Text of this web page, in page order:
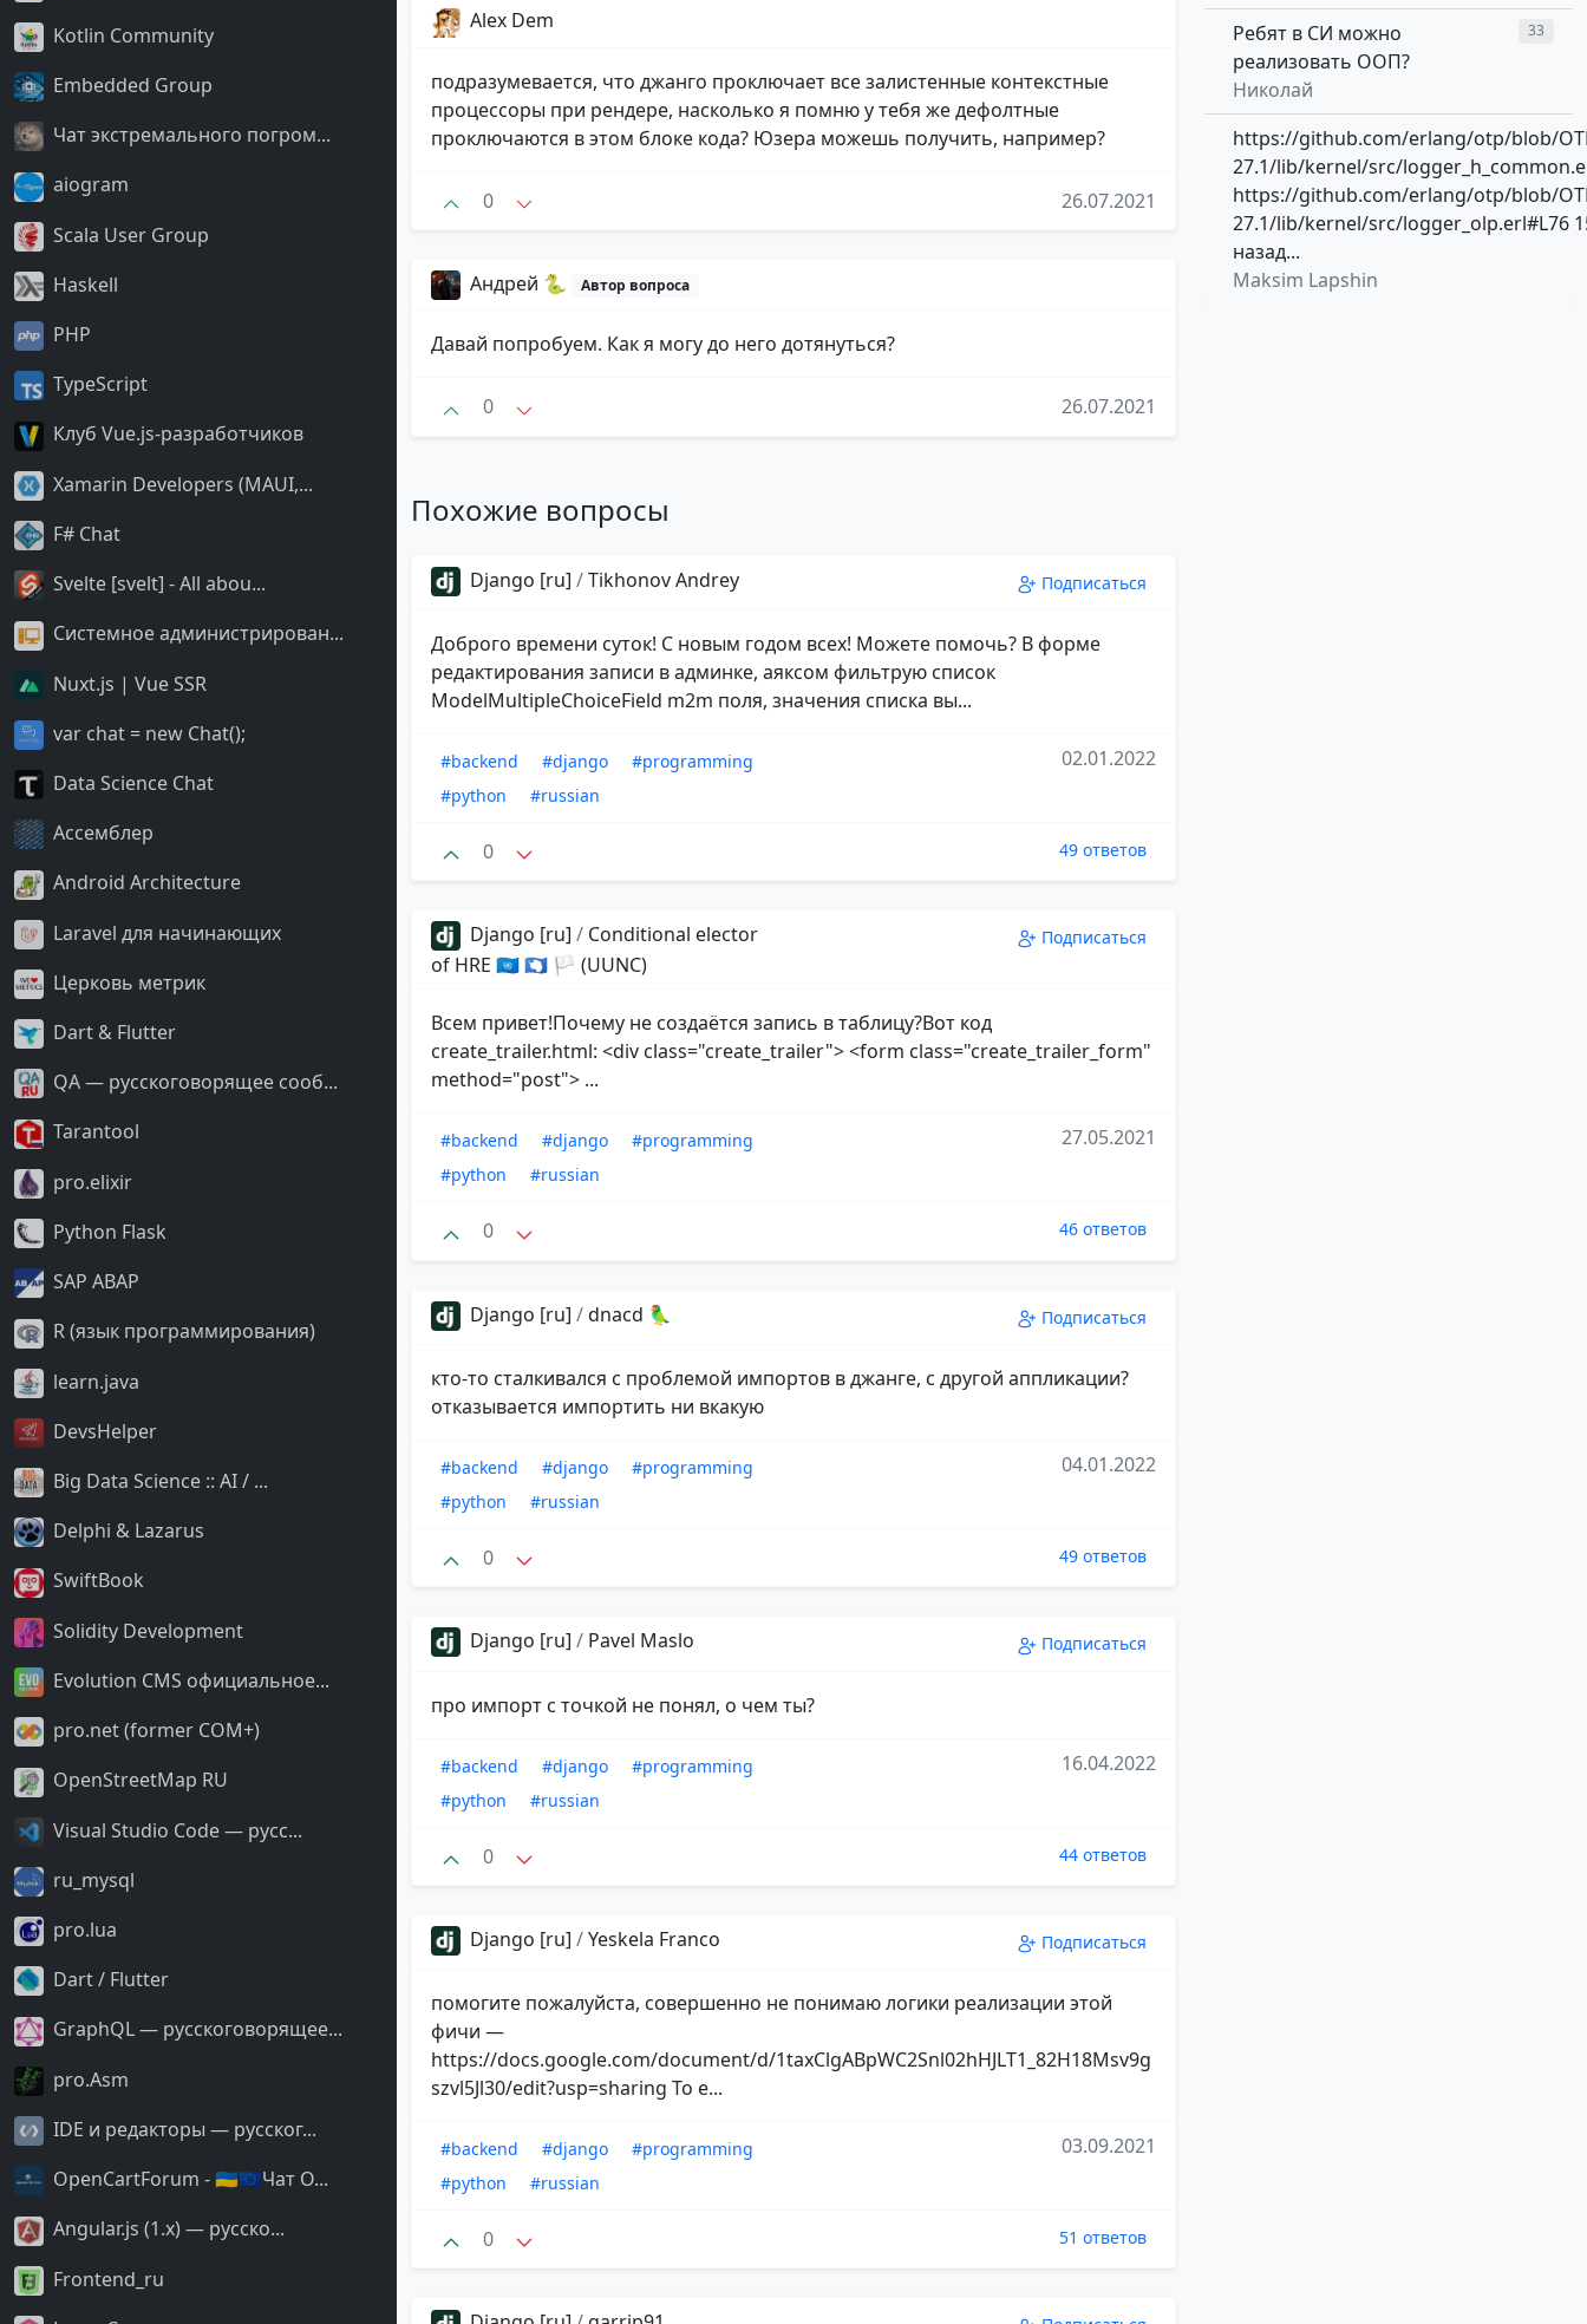
Kotlin Community
Embedded Group
Чат экстремального погром...
aiogram
Scala User Group
Haskell
PHP
TypeScript
Клуб Vue.js-разработчиков
Xamarin Developers (MAUI,...
F# Chat
Svelte [svelt] - All abou...
Системное администрирован...
Nuxt.js | Vue SSR
var chat = new Chat();
Data Science Chat
Ассемблер
Android Architecture
Laravel для начинающих
Церковь метрик
Dart & Flutter
QA — русскоговорящее сооб...
Tarantool
pro.elixir
Python Flask
SAP ABAP
R (язык программирования)
learn.java
DevsHelper
Big Data Science :: AI / ...
Delphi & Lazarus
SwiftBook
Solidity Development
Evolution CMS официальное...
pro.net (former COM+)
OpenStreetMap RU
Visual Studio Code — русс...
ru_mysql
pro.lua
Dart / Flutter
GraphQL — русскоговорящее...
pro.Asm
IDE и редакторы — русског...
OpenCartForum - 🇺🇦🇪🇺Чат O...
Angular.js (1.x) — русско...
Frontend_ru
Alex Dem
подразумевается, что джанго проключает все залистенные контекстные
процессоры при рендере, насколько я помню у тебя же дефолтные
проключаются в этом блоке кода? Юзера можешь получить, например?
0 26.07.2021
Андрей 🐍 Автор вопроса
Давай попробуем. Как я могу до него дотянуться?
0 26.07.2021
Похожие вопросы
Django [ru] /Tikhonov Andrey Подписаться
Доброго времени суток! С новым годом всех! Можете помочь? В форме
редактирования записи в админке, аяксом фильтрую список
ModelMultipleChoiceField m2m поля, значения списка вы...
#backend #django
#programming
#python
#russian
02.01.2022
0 49 ответов
Django [ru] / Conditional elector
of HRE 🇺🇳 🇦🇶 🏳 (UUNC)
Подписаться
Всем привет!Почему не создаётся запись в таблицу?Вот код
create_trailer.html: <div class="create_trailer"> <form class="create_trailer_form"
method="post"> ...
#backend #django
#programming
#python
#russian
27.05.2021
0 46 ответов
Django [ru] /dnacd 🦜 Подписаться
кто-то сталкивался с проблемой импортов в джанге, с другой аппликации?
отказывается импортить ни вкакую
#backend #django
#programming
#python
#russian
04.01.2022
0 49 ответов
Django [ru] / Pavel Maslo Подписаться
про импорт с точкой не понял, о чем ты?
#backend #django
#programming
#python
#russian
16.04.2022
0 44 ответов
Django [ru] /Yeskela Franco Подписаться
помогите пожалуйста, совершенно не понимаю логики реализации этой
фичи —
https://docs.google.com/document/d/1taxClgABpWC2Snl02hHJLT1_82H18Msv9g
szvl5Jl30/edit?usp=sharing То е...
#backend #django
#programming
#python
#russian
03.09.2021
0 51 ответов
Ребят в СИ можно
реализовать ООП?
Николай
33
https://github.com/erlang/otp/blob/
27.1/lib/kernel/src/
https://github.com/erlang/otp/blob/
27.1/lib/kernel/src/logger_olp.erl#L76
назад...
Maksim Lapshin